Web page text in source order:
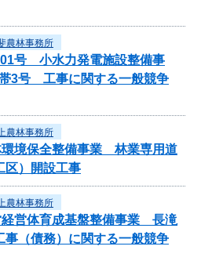
農林事務所
号 小水力発電施設整備事
号 工事に関する一般競争
農林事務所
環境保全整備事業 林業専用道
区）開設工事
農林事務所
経営体育成基盤整備事業 長滝
（債務）に関する一般競争